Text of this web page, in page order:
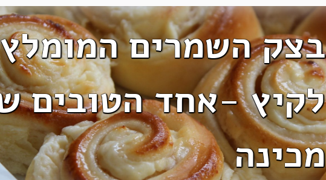
בצק השמרים
לקיץ -אחד הטובים
מכינה